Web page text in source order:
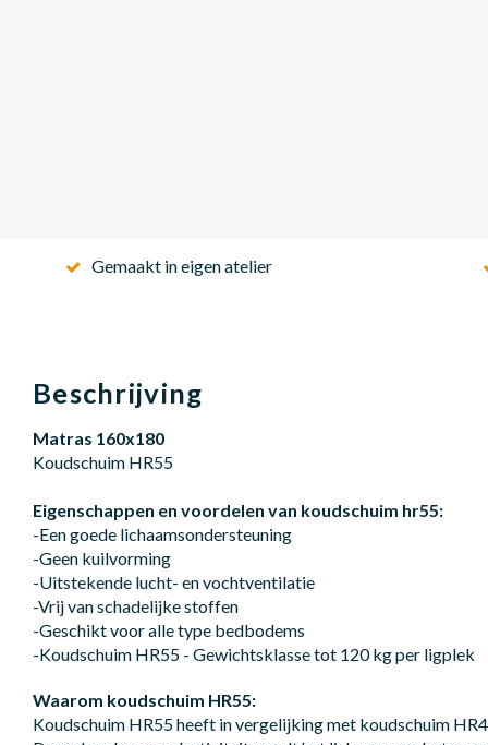
Gemaakt in eigen atelier
Beschrijving
Matras 160x180
Koudschuim HR55
Eigenschappen en voordelen van koudschuim hr55:
-Een goede lichaamsondersteuning
-Geen kuilvorming
-Uitstekende lucht- en vochtventilatie
-Vrij van schadelijke stoffen
-Geschikt voor alle type bedbodems
-Koudschuim HR55 - Gewichtsklasse tot 120 kg per ligplek
Waarom koudschuim HR55:
Koudschuim HR55 heeft in vergelijking met koudschuim